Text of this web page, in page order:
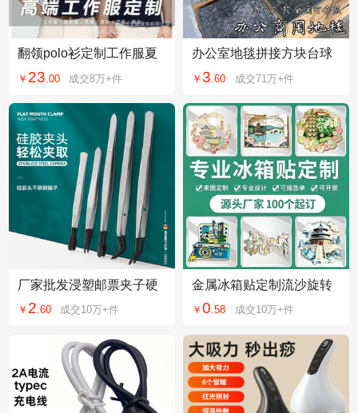
翻领polo衫定制工作服夏
广告文化衫刺绣
￥ 23 00 成交8万+件
办公室地毯拼接方块台球
PVC厂家酒店地垫
￥3 .60 成交71万+件
厂家批发浸塑邮票夹子硬
镊子工具跨境现货
￥ 2.60 成交10万+件
金属冰箱贴定制流沙旋转
创冰箱贴定做
￥0.58 成交10万+件